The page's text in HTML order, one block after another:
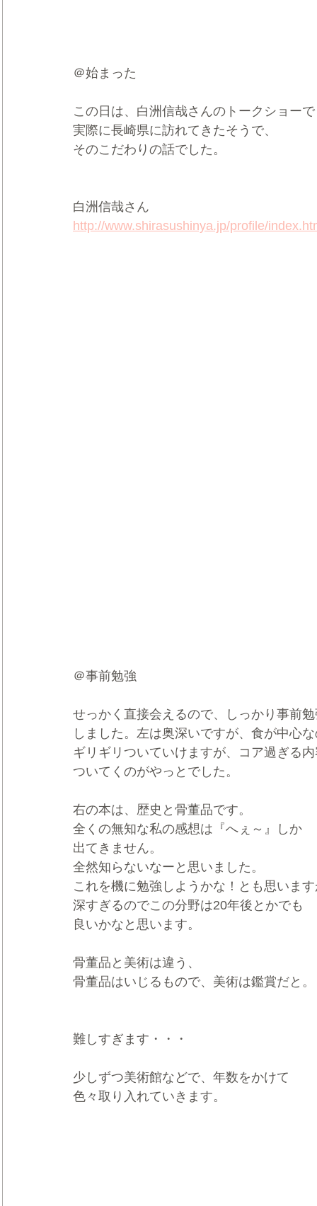
＠始まった
この日は、白洲信哉さんのトークショー
実際に長崎県に訪れてきたそうで、
そのこだわりの話でした。
白洲信哉さん
http://www.shirasushinya.jp/profile/
＠事前勉強
せっかく直接会えるので、しっかり事前
しました。左は奥深いですが、食が中心
ギリギリついていけますが、コア過ぎる
ついてくのがやっとでした。
右の本は、歴史と骨董品です。
全くの無知な私の感想は『へぇ～』しか
出てきません。
全然知らないなーと思いました。
これを機に勉強しようかな！とも思いま
深すぎるのでこの分野は20年後とかでも
良いかなと思います。
骨董品と美術は違う、
骨董品はいじるもので、美術は鑑賞だと。
難しすぎます・・・
少しずつ美術館などで、年数をかけて
色々取り入れていきます。